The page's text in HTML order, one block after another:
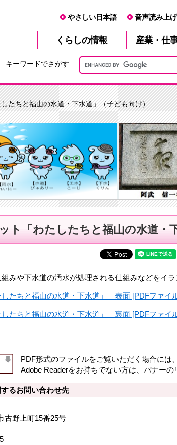
やさしい日本語 音声読み上げ
くらしの情報 産業・仕
キーワードでさがす
たちと福山の水道・下水道」（子ども向け）
ト「わたしたちと福山の水道・
みや下水道の汚水が処理される仕組みなどをイラ
たちと福山の水道・下水道」 表面 [PDFファイ
たちと福山の水道・下水道」 裏面 [PDFファイ
PDF形式のファイルをご覧いただく場合には
Adobe Readerをお持ちでない方は、バナー
るお問い合わせ先
古野上町15番25号